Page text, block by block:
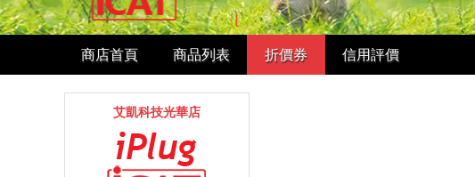
商店首頁 商品列表 折價券 信用評價
艾凱科技光華店